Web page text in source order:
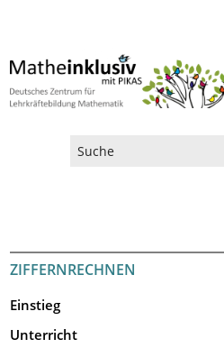
ZIFFERNRECHNEN
Einstieg
Unterricht